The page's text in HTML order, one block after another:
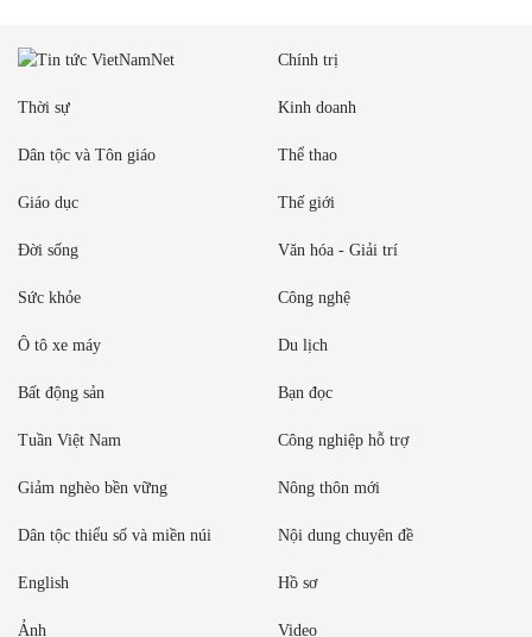
Chính trị
Thời sự Kinh doanh
Dân tộc và Tôn giáo Thể thao
Giáo dục Thế giới
Đời sống Văn hóa - Giải trí
Sức khỏe Công nghệ
Ô tô xe máy Du lịch
Bất động sản Bạn đọc
Tuần Việt Nam Công nghiệp hỗ trợ
Giảm nghèo bền vững Nông thôn mới
Dân tộc thiểu số và miền núi Nội dung chuyên đề
English Hồ sơ
Ảnh Video